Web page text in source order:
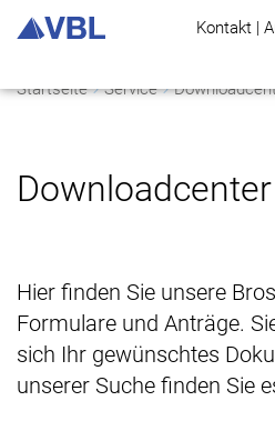
Kontakt |
Startseite Service
Downloadcenter
Hier finden Sie unsere
Formulare und Anträge.
sich Ihr gewünschtes
unserer Suche finden Sie